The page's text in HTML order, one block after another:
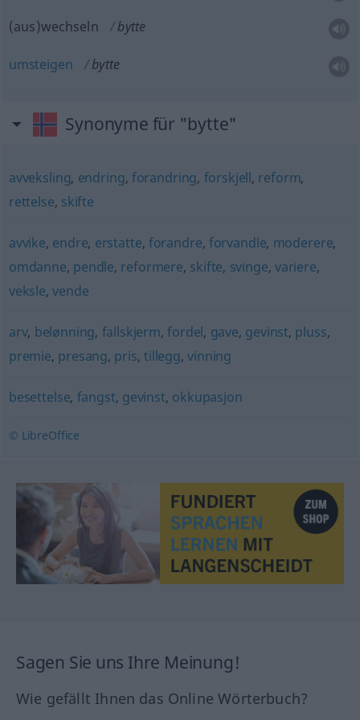
(aus)wechseln bytte
umsteigen bytte
Synonyme für "bytte"
avveksling, endring, forandring, forskjell, reform,
rettelse, skifte
avvike, endre, erstatte, forandre, forvandle, moderere,
omdanne, pendle, reformere, skifte, svinge, variere,
veksle,vende
arv, belønning, fallskjerm,fordel, gave, gevinst, pluss,
premie, presang, pris,tillegg,vinning
besettelse, fangst, gevinst, okkupasjon
© LibreOffice
Sagen Sie uns Ihre Meinung!
Wie gefällt Ihnen das Online Wörterbuch?